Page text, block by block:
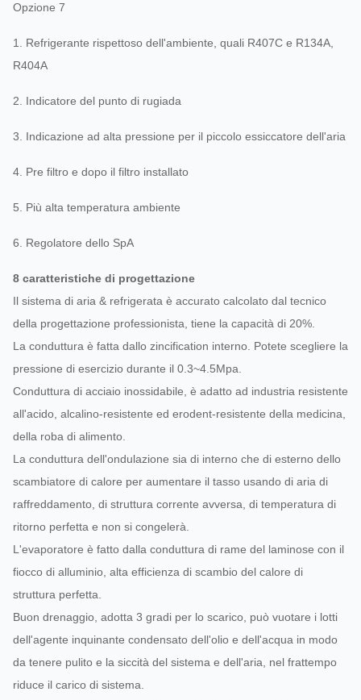
Opzione 7
1. Refrigerante rispettoso dell'ambiente, quali R407C e R134A,
R404A
2. Indicatore del punto di rugiada
3. Indicazione ad alta pressione per il piccolo essiccatore dell'aria
4. Pre filtro e dopo il filtro installato
5. Più alta temperatura ambiente
6. Regolatore dello SpA
8 caratteristiche di progettazione
Il sistema di aria & refrigerata è accurato calcolato dal tecnico
della progettazione professionista, tiene la capacità di 20%.
La conduttura è fatta dallo zincification interno. Potete scegliere la
pressione di esercizio durante il 0.3~4.5Mpa.
Conduttura di acciaio inossidabile, è adatto ad industria resistente
all'acido, alcalino-resistente ed erodent-resistente della medicina,
della roba di alimento.
La conduttura dell'ondulazione sia di interno che di esterno dello
scambiatore di calore per aumentare il tasso usando di aria di
raffreddamento, di struttura corrente avversa, di temperatura di
ritorno perfetta e non si congelerà.
L'evaporatore è fatto dalla conduttura di rame del laminose con il
fiocco di alluminio, alta efficienza di scambio del calore di
struttura perfetta.
Buon drenaggio, adotta 3 gradi per lo scarico, può vuotare i lotti
dell'agente inquinante condensato dell'olio e dell'acqua in modo
da tenere pulito e la siccità del sistema e dell'aria, nel frattempo
riduce il carico di sistema.